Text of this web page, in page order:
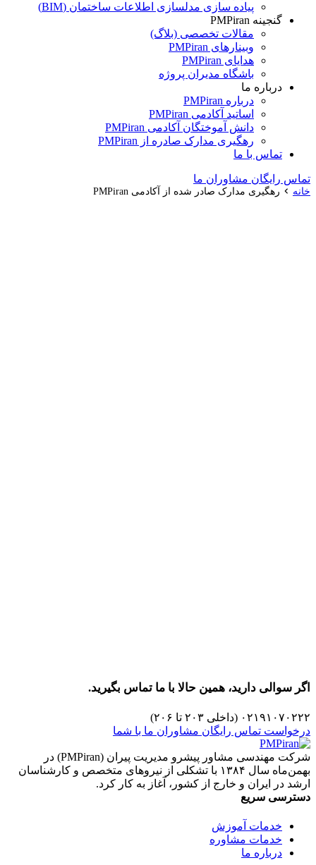
پیاده سازی مدلسازی اطلاعات ساختمان (BIM)
گنجینه PMPiran
مقالات تخصصی (بلاگ)
وبینارهای PMPiran
هدایای PMPiran
باشگاه مدیران پروژه
درباره ما
درباره PMPiran
اساتید آکادمی PMPiran
دانش آموختگان آکادمی PMPiran
رهگیری مدارک صادره از PMPiran
تماس با ما
تماس رایگان مشاوران ما
خانه رهگیری مدارک صادر شده از آکادمی PMPiran
اگر سوالی دارید، همین حالا با ما تماس بگیرید.
۰۲۱۹۱۰۷۰۲۲۲ (داخلی ۲۰۳ تا ۲۰۶)
درخواست تماس رایگان مشاوران ما با شما
شرکت مهندسی مشاور پیشرو مدیریت پیران (PMPiran) در
بهمن‌ماه سال ۱۳۸۴ با تشکلی از نیروهای متخصص و کارشناسان
ارشد در ایران و خارج از کشور، آغاز به کار کرد.
دسترسی سریع
خدمات آموزش
خدمات مشاوره
درباره ما